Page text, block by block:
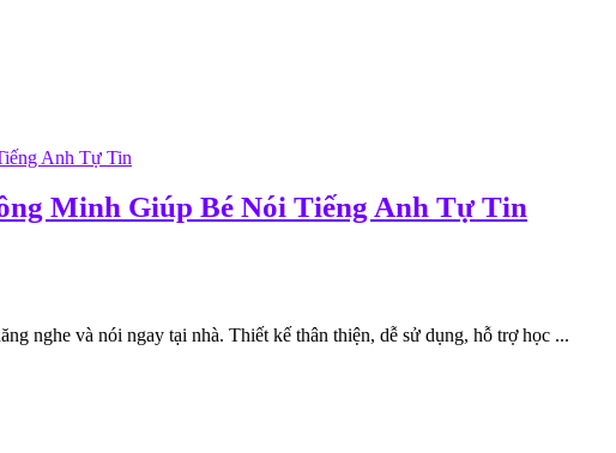
Minh Giúp Bé Nói Tiếng Anh Tự Tin
nghe và nói ngay tại nhà. Thiết kế thân thiện, dễ sử dụng, hỗ trợ học ...